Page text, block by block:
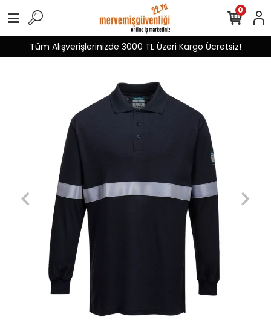
Tüm Alışverişlerinizde 3000 TL Üzeri Kargo Ücretsiz!
0